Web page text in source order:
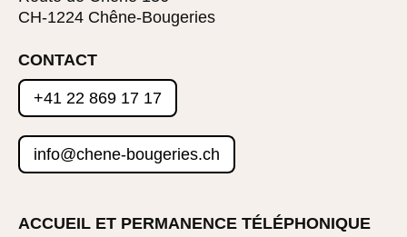
CH-1224 Chêne-Bougeries
CONTACT
+41 22 869 17 17
info@chene-bougeries.ch
ACCUEIL ET PERMANENCE TÉLÉPHONIQUE